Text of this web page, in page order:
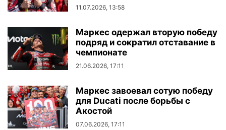
11.07.2026, 13:58
Маркес одержал вторую победу
подряд и сократил отставание в
чемпионате
21.06.2026, 17:11
Маркес завоевал сотую победу
для Ducati после борьбы с
Акостой
07.06.2026, 17:11